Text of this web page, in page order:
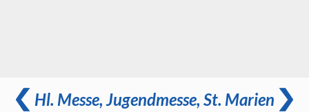
Hl. Messe, Jugendmesse, St. Marien